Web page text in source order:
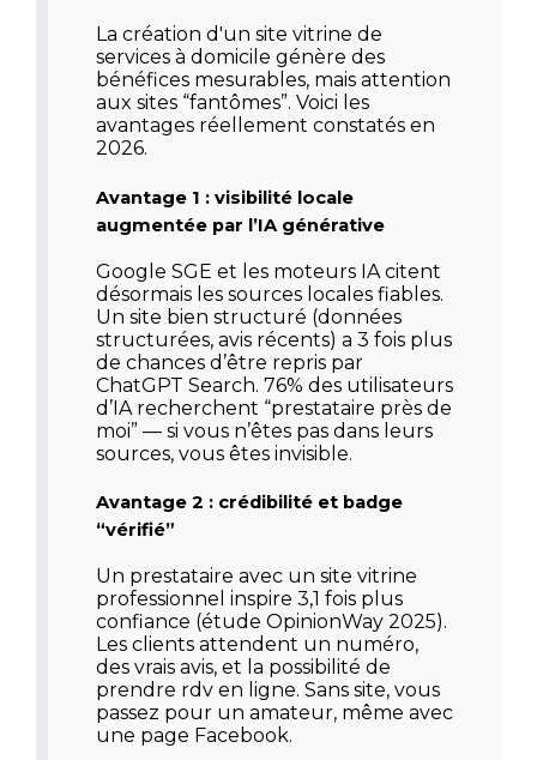
La création d'un site vitrine de
services à domicile génère des
bénéfices mesurables, mais attention
aux sites “fantômes”. Voici les
avantages réellement constatés en
2026.
Avantage 1 : visibilité locale
augmentée par l’IA générative
Google SGE et les moteurs IA citent
désormais les sources locales fiables.
Un site bien structuré (données
structurées, avis récents) a 3 fois plus
de chances d’être repris par
ChatGPT Search. 76% des utilisateurs
d’IA recherchent “prestataire près de
moi” — si vous n’êtes pas dans leurs
sources, vous êtes invisible.
Avantage 2 : crédibilité et badge
“vérifié”
Un prestataire avec un site vitrine
professionnel inspire 3,1 fois plus
confiance (étude OpinionWay 2025).
Les clients attendent un numéro,
des vrais avis, et la possibilité de
prendre rdv en ligne. Sans site, vous
passez pour un amateur, même avec
une page Facebook.